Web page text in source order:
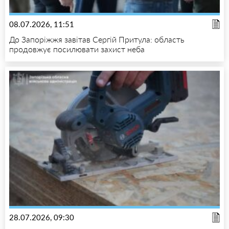
08.07.2026, 11:51
До Запоріжжя завітав Сергій Притула: область
продовжує посилювати захист неба
28.07.2026, 09:30